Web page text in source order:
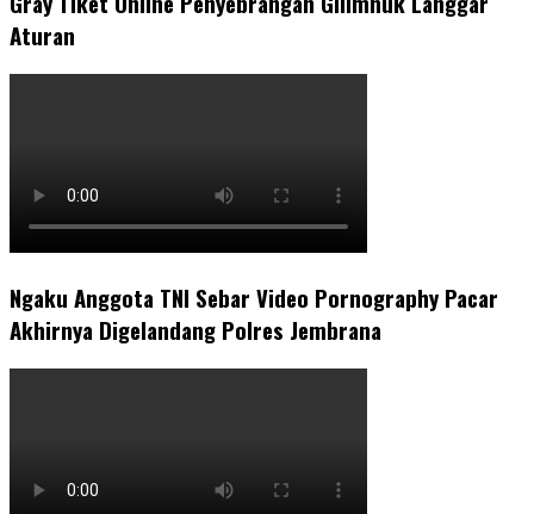
Aturan
Ngaku Anggota TNI Sebar Video Pornography Pacar
Akhirnya Digelandang Polres Jembrana